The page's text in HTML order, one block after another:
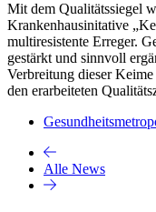
Mit dem Qualitätssiegel
Krankenhausinitative
multiresistente Erreger.
gestärkt und sinnvoll
Verbreitung dieser
den erarbeiteten
Alle News